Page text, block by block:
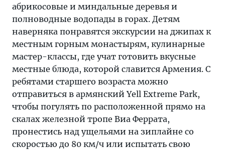
абрикосовые и миндальные деревья и
полноводные водопады в горах. Детям
наверняка понравятся экскурсии на джипах к
местным горным монастырям, кулинарные
мастер-классы, где учат готовить вкусные
местные блюда, которой славится Армения. С
ребятами старшего возраста можно
отправиться в армянский Yell Extreme Park,
чтобы погулять по расположенной прямо на
скалах железной тропе Виа Феррата,
пронестись над ущельями на зиплайне со
скоростью до 80 км/ч или испытать свою